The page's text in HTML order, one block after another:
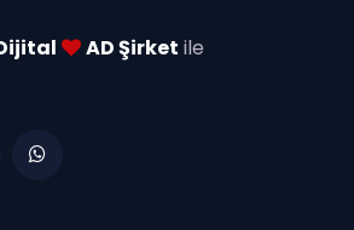
AD Şirket ile